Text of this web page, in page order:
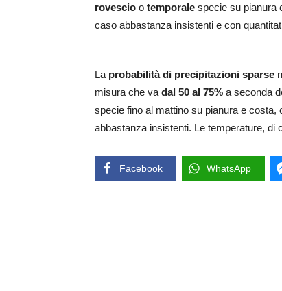
rovescio o temporale specie su pianura
caso abbastanza insistenti e con
La probabilità di precipitazioni sparse
misura che va dal 50 al 75% a seconda
specie fino al mattino su pianura e
abbastanza insistenti. Le temperature, di
Facebook WhatsApp